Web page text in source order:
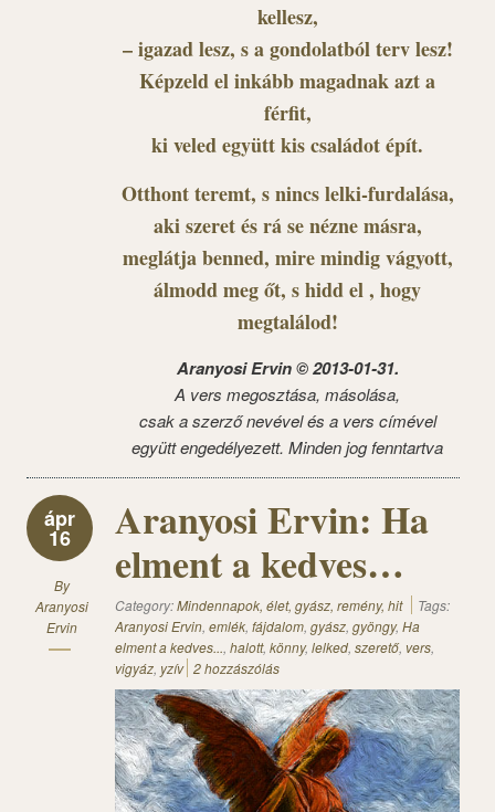
kellesz,
– igazad lesz, s a gondolatból terv lesz!
Képzeld el inkább magadnak azt a
férfit,
ki veled együtt kis családot épít.
Otthont teremt, s nincs lelki-furdalása,
aki szeret és rá se nézne másra,
meglátja benned, mire mindig vágyott,
álmodd meg őt, s hidd el , hogy
megtalálod!
Aranyosi Ervin © 2013-01-31.
A vers megosztása, másolása,
csak a szerző nevével és a vers címével
együtt engedélyezett. Minden jog fenntartva
ápr
16
By
Aranyosi
Ervin
Aranyosi Ervin: Ha
elment a kedves…
Category:Mindennapok, élet, gyász, remény, hit
Tags:
Aranyosi Ervin, emlék, fájdalom, gyász, gyöngy, Ha
elment a kedves..., halott, könny, lelked, szerető, vers,
vigyáz, yzív 2 hozzászólás